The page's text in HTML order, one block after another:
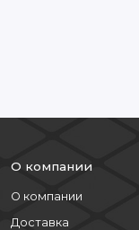
О компании
О компании
Доставка